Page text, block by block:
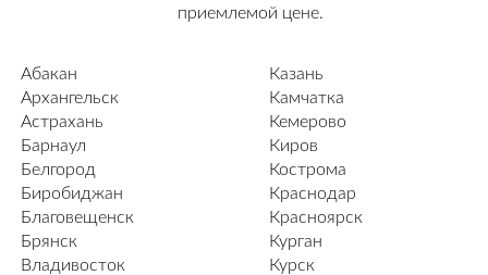
приемлемой цене.
Абакан
Архангельск
Астрахань
Барнаул
Белгород
Биробиджан
Благовещенск
Брянск
Владивосток
Казань
Камчатка
Кемерово
Киров
Кострома
Краснодар
Красноярск
Курган
Курск